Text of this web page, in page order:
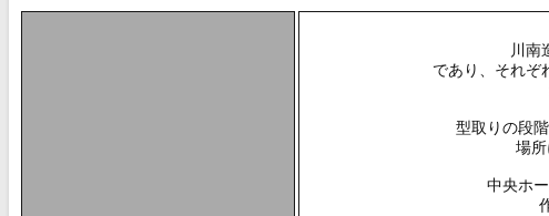
川南
であり、それぞ
型取りの段
場
中央ホ